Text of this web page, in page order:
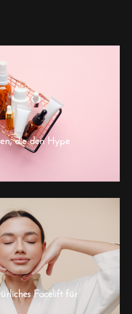
die den Hype
Facelift für